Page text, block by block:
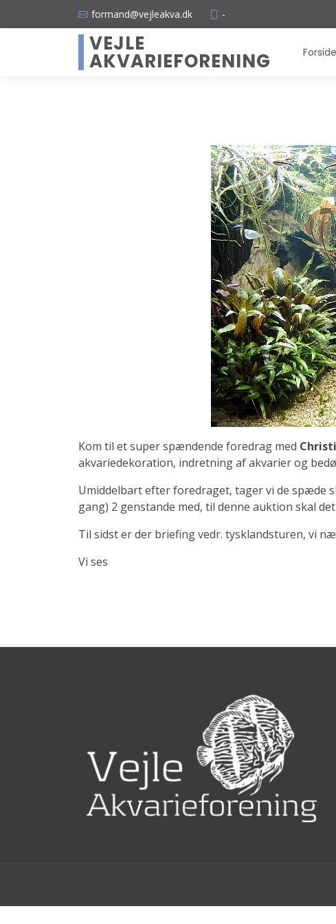
formand@vejleakva.dk -
VEJLE
AKVARIEFORENING Forside
Kom til et super spændende foredrag med
akvariedekoration, indretning af akvarier og
Umiddelbart efter foredraget, tager vi de spæde
gang) 2 genstande med, til denne auktion skal
Til sidst er der briefing vedr. tysklandsturen, vi
Vi ses